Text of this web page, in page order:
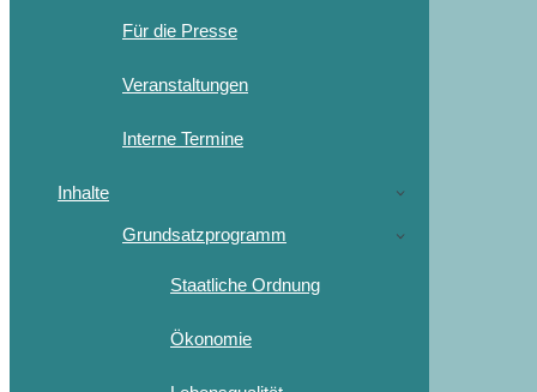
Für die Presse
Veranstaltungen
Interne Termine
Inhalte
Grundsatzprogramm
Staatliche Ordnung
Ökonomie